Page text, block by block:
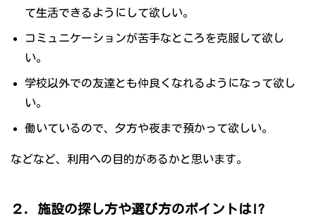
て生活できるようにして欲しい。
コミュニケーションが苦手なところを克服して欲し
い。
学校以外での友達とも仲良くなれるようになって欲し
い。
働いているので、夕方や夜まで預かって欲しい。
などなど、利用への目的があるかと思います。
２．施設の探し方や選び方のポイントは!?